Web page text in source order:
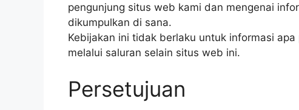
pengunjung situs web kami dan mengenai
dikumpulkan di sana.
Kebijakan ini tidak berlaku untuk informasi
melalui saluran selain situs web ini.
Persetujuan